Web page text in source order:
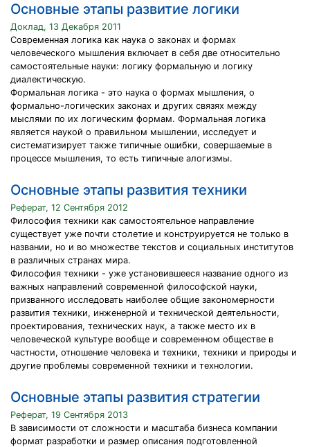
Основные этапы развитие логики
Доклад, 13 Декабря 2011
Современная логика как наука о законах и формах
человеческого мышления включает в себя две относительно
самостоятельные науки: логику формальную и логику
диалектическую.
Формальная логика - это наука о формах мышления, о
формально-логических законах и других связях между
мыслями по их логическим формам. Формальная логика
является наукой о правильном мышлении, исследует и
систематизирует также типичные ошибки, совершаемые в
процессе мышления, то есть типичные алогизмы.
Основные этапы развития техники
Реферат, 12 Сентября 2012
Философия техники как самостоятельное направление
существует уже почти столетие и конструируется не только в
названии, но и во множестве текстов и социальных институтов
в различных странах мира.
Философия техники - уже установившееся название одного из
важных направлений современной философской науки,
призванного исследовать наиболее общие закономерности
развития техники, инженерной и технической деятельности,
проектирования, технических наук, а также место их в
человеческой культуре вообще и современном обществе в
частности, отношение человека и техники, техники и природы и
другие проблемы современной техники и технологии.
Основные этапы развития стратегии
Реферат, 19 Сентября 2013
В зависимости от сложности и масштаба бизнеса компании
формат разработки и размер описания подготовленной